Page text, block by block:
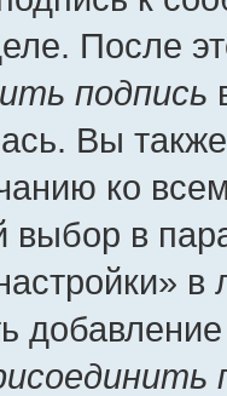
После
подпись
Вы
ко
выбор в